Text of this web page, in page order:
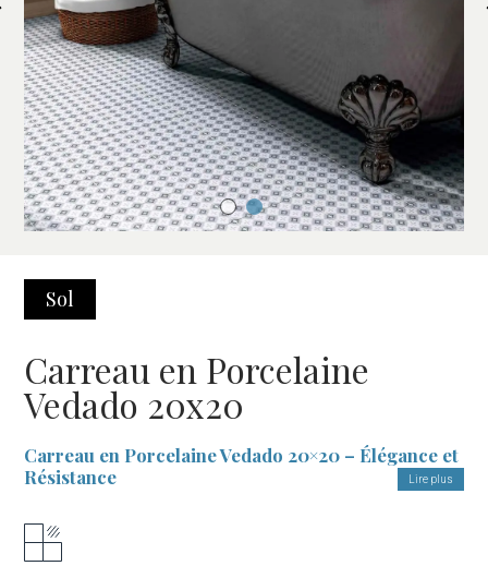
Sol
Carreau en Porcelaine
Vedado 20x20
Carreau en Porcelaine Vedado 20×20 – Élégance et
Résistance
Une Touche de Style pour Vos Espaces
LeCarreau en Porcelaine Vedado 20×20
Lire plus